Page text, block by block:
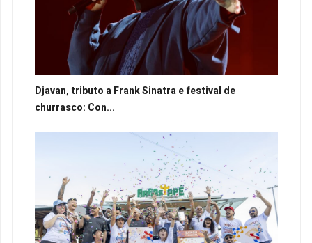
Djavan, tributo a Frank Sinatra e festival de
churrasco: Con...